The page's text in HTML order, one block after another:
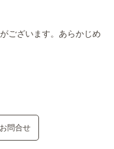
ございます。あらかじめ
問合せ